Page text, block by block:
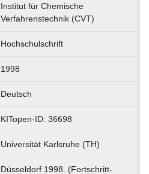
Institut für Chemische
Verfahrenstechnik (CVT)
Hochschulschrift
1998
Deutsch
KITopen-ID: 36698
Universität Karlsruhe (TH)
Düsseldorf 1998. (Fortschritt-